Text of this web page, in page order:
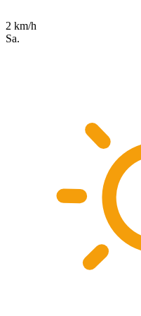
2 km/h
Sa.